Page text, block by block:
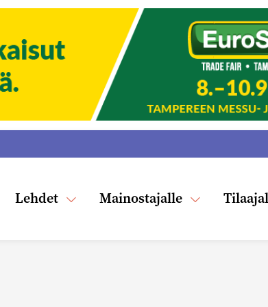
Lehdet Mainostajalle